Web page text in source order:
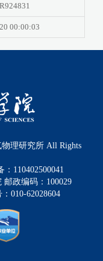
00:00:03
理研究所 All Rights
110402500041
政编码：100029
010-62028604